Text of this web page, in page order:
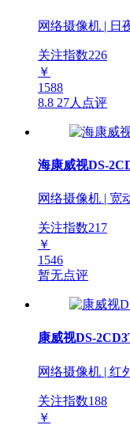
网络摄像机 | 日
关注指数226
￥
1588
8.8 27人点评
海康威视DS-
网络摄像机 | 宽
关注指数217
￥
1546
暂无点评
康威视DS-
网络摄像机 | 红
关注指数188
￥